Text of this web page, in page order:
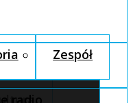
Zespół
radio